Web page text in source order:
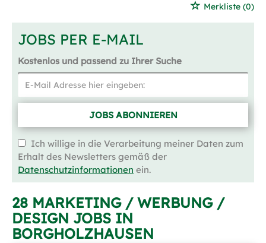
Merkliste (0)
JOBS PER E-MAIL
Kostenlos und passend zu Ihrer Suche
JOBS ABONNIEREN
Ich willige in die Verarbeitung meiner Daten zum
Erhalt des Newsletters gemäß der
Datenschutzinformationen ein.
28 MARKETING / WERBUNG /
DESIGN JOBS IN
BORGHOLZHAUSEN